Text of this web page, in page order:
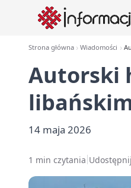
Strona główna Wiadomości
Autorski
14 maja 2026
1 min czytania Udostępnij